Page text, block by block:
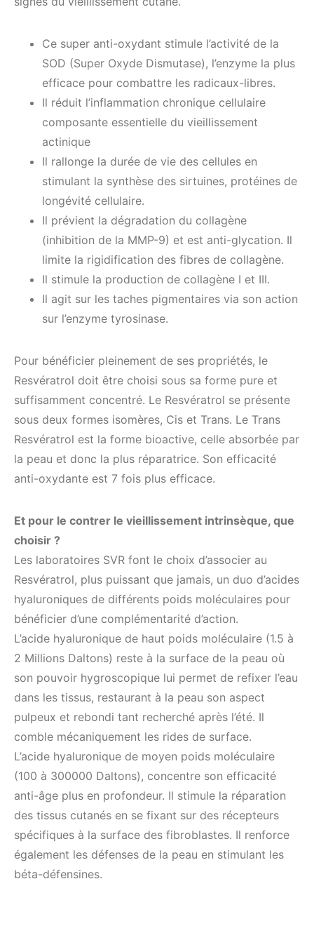
Ce super anti-oxydant stimule l’activité de la
SOD (Super Oxyde Dismutase), l’enzyme la plus
efficace pour combattre les radicaux-libres.
Il réduit l’inflammation chronique cellulaire
composante essentielle du vieillissement
actinique
Il rallonge la durée de vie des cellules en
stimulant la synthèse des sirtuines, protéines de
longévité cellulaire.
Il prévient la dégradation du collagène
(inhibition de la MMP-9) et est anti-glycation. Il
limite la rigidification des fibres de collagène.
Il stimule la production de collagène I et III.
Il agit sur les taches pigmentaires via son action
sur l’enzyme tyrosinase.
Pour bénéficier pleinement de ses propriétés, le
Resvératrol doit être choisi sous sa forme pure et
suffisamment concentré. Le Resvératrol se présente
sous deux formes isomères, Cis et Trans. Le Trans
Resvératrol est la forme bioactive, celle absorbée par
la peau et donc la plus réparatrice. Son efficacité
anti-oxydante est 7 fois plus efficace.
Et pour le contrer le vieillissement intrinsèque, que
choisir ?
Les laboratoires SVR font le choix d’associer au
Resvératrol, plus puissant que jamais, un duo d’acides
hyaluroniques de différents poids moléculaires pour
bénéficier d’une complémentarité d’action.
L’acide hyaluronique de haut poids moléculaire (1.5 à
2 Millions Daltons) reste à la surface de la peau où
son pouvoir hygroscopique lui permet de refixer l’eau
dans les tissus, restaurant à la peau son aspect
pulpeux et rebondi tant recherché après l’été. Il
comble mécaniquement les rides de surface.
L’acide hyaluronique de moyen poids moléculaire
(100 à 300000 Daltons), concentre son efficacité
anti-âge plus en profondeur. Il stimule la réparation
des tissus cutanés en se fixant sur des récepteurs
spécifiques à la surface des fibroblastes. Il renforce
également les défenses de la peau en stimulant les
béta-défensines.